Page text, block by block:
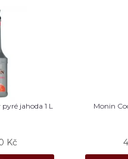
jahoda 1 L
Kč
Monin